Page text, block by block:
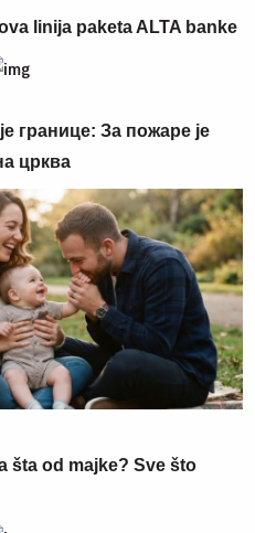
linija paketa ALTA banke
границе: За пожаре је
црква
šta od majke? Sve što